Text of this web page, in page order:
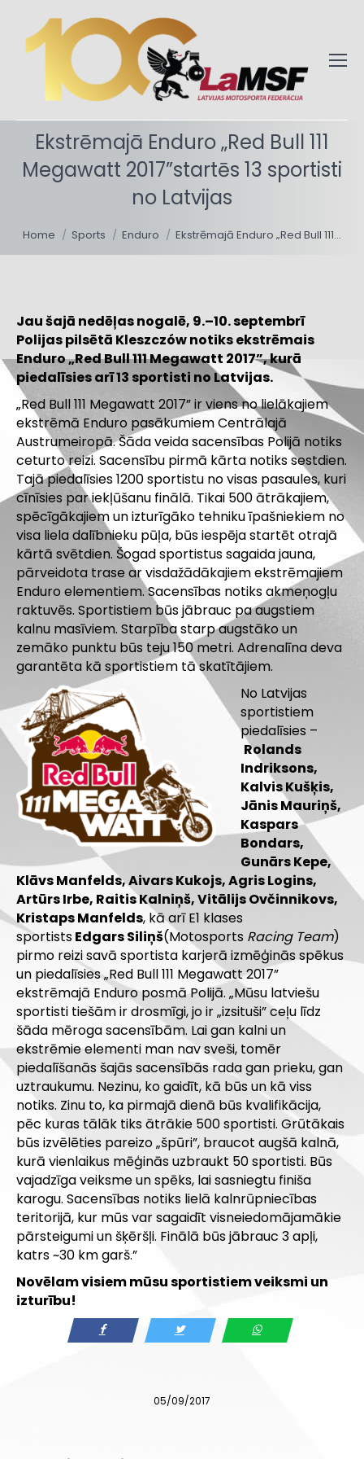
Ekstrēmajā Enduro „Red Bull 111
Megawatt 2017”startēs 13 sportisti
no Latvijas
Home Sports Enduro Ekstrēmajā Enduro „Red Bull 111…
Jau šajā nedēļas nogalē, 9.–10. septembrī
Polijas pilsētā Kleszczów notiks ekstrēmais
Enduro „Red Bull 111 Megawatt 2017”, kurā
piedalīsies arī 13 sportisti no Latvijas.
„Red Bull 111 Megawatt 2017” ir viens no lielākajiem
ekstrēmā Enduro pasākumiem Centrālajā
Austrumeiropā. Šāda veida sacensības Polijā notiks
ceturto reizi. Sacensību pirmā kārta notiks sestdien.
Tajā piedalīsies 1200 sportistu no visas pasaules, kuri
cīnīsies par iekļūšanu finālā. Tikai 500 ātrākajiem,
spēcīgākajiem un izturīgāko tehniku īpašniekiem no
visa liela dalībnieku pūļa, būs iespēja startēt otrajā
kārtā svētdien. Šogad sportistus sagaida jauna,
pārveidota trase ar visdažādākajiem ekstrēmajiem
Enduro elementiem. Sacensības notiks akmeņogļu
raktuvēs. Sportistiem būs jābrauc pa augstiem
kalnu masīviem. Starpība starp augstāko un
zemāko punktu būs teju 150 metri. Adrenalīna deva
garantēta kā sportistiem tā skatītājiem.
No Latvijas
sportistiem
piedalīsies –
Rolands
Indriksons,
Kalvis Kušķis,
Jānis Mauriņš,
Kaspars
Bondars,
Gunārs Kepe,
Klāvs Manfelds, Aivars Kukojs, Agris Logins,
Artūrs Irbe, Raitis Kalniņš, Vitālijs Ovčinnikovs,
Kristaps Manfelds, kā arī E1 klases
sportistsEdgars Siliņš(Motosports Racing Team)
pirmo reizi savā sportista karjerā izmēģinās spēkus
un piedalīsies „Red Bull 111 Megawatt 2017”
ekstrēmajā Enduro posmā Polijā. „Mūsu latviešu
sportisti tiešām ir drosmīgi, jo ir „izsituši” ceļu līdz
šāda mēroga sacensībām. Lai gan kalni un
ekstrēmie elementi man nav sveši, tomēr
piedalīšanās šajās sacensībās rada gan prieku, gan
uztraukumu. Nezinu, ko gaidīt, kā būs un kā viss
notiks. Zinu to, ka pirmajā dienā būs kvalifikācija,
pēc kuras tālāk tiks ātrākie 500 sportisti. Grūtākais
būs izvēlēties pareizo „špūri”, braucot augšā kalnā,
kurā vienlaikus mēģinās uzbraukt 50 sportisti. Būs
vajadzīga veiksme un spēks, lai sasniegtu finiša
karogu. Sacensības notiks lielā kalnrūpniecības
teritorijā, kur mūs var sagaidīt visneiedomājamākie
pārsteigumi un šķēršļi. Finālā būs jābrauc 3 apļi,
katrs ~30 km garš.”
Novēlam visiem mūsu sportistiem veiksmi un
izturību!
05/09/2017